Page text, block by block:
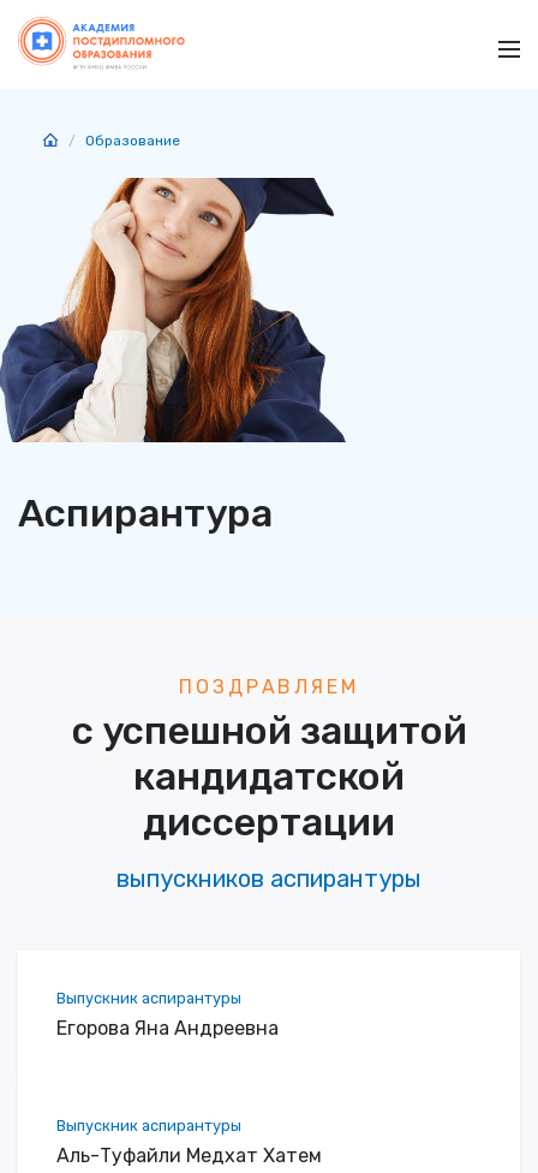
Образование
Аспирантура
ПОЗДРАВЛЯЕМ
с успешной защитой
кандидатской
диссертации
выпускников аспирантуры
Выпускник аспирантуры
Егорова Яна Андреевна
Выпускник аспирантуры
Аль-Туфайли Медхат Хатем